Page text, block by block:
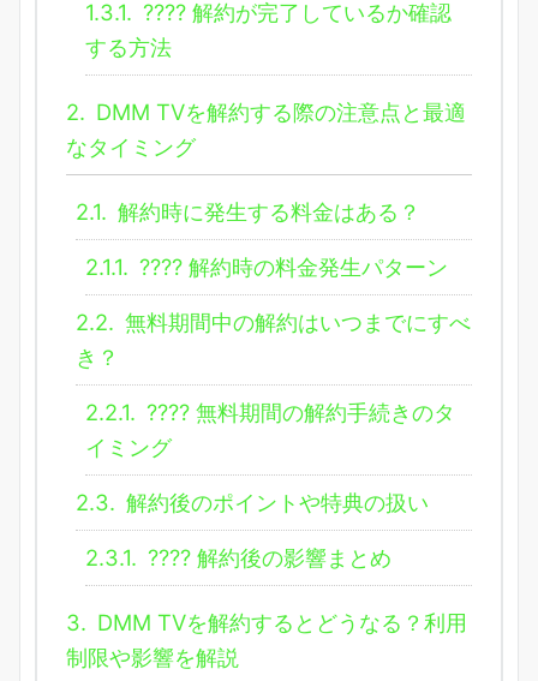
1.3.1. ???? 解約が完了しているか確認
する方法
2. DMM TVを解約する際の注意点と最適
なタイミング
2.1. 解約時に発生する料金はある？
2.1.1. ???? 解約時の料金発生パターン
2.2. 無料期間中の解約はいつまでにすべ
き？
2.2.1. ???? 無料期間の解約手続きのタ
イミング
2.3. 解約後のポイントや特典の扱い
2.3.1. ???? 解約後の影響まとめ
3. DMM TVを解約するとどうなる？利用
制限や影響を解説